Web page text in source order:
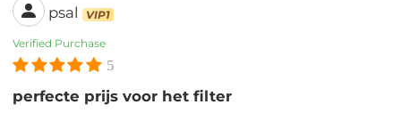
psal VIP1
Verified Purchase
5
perfecte prijs voor het filter